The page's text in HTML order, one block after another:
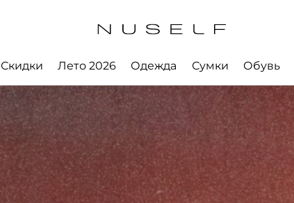
Скидки Лето 2026 Одежда Сумки Обувь